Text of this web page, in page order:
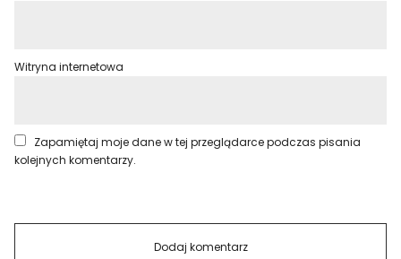
Witryna internetowa
Zapamiętaj moje dane w tej przeglądarce podczas pisania
kolejnych komentarzy.